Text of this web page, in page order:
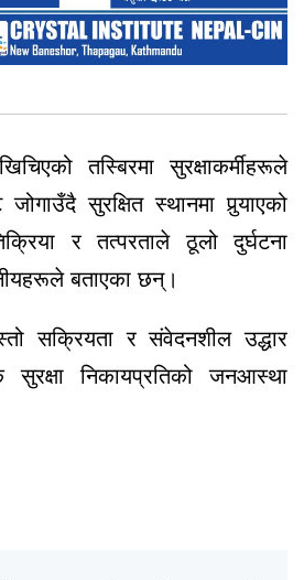
तस्बिरमा सुरक्षाकर्मीहरूले
सुरक्षित स्थानमा पुर्‍याएको
र तत्परताले ठूलो दुर्घटना
बताएका छन्।
सक्रियता र संवेदनशील उद्धार
निकायप्रतिको जनआस्था